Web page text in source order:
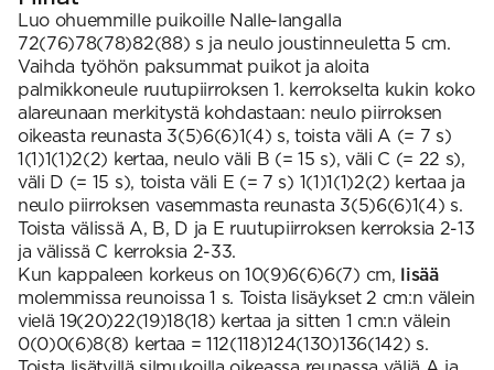
Luo ohuemmille puikoille Nalle-langalla
72(76)78(78)82(88) s ja neulo joustinneuletta 5 cm.
Vaihda työhön paksummat puikot ja aloita
palmikkoneule ruutupiirroksen 1. kerrokselta kukin koko
alareunaan merkitystä kohdastaan: neulo piirroksen
oikeasta reunasta 3(5)6(6)1(4) s, toista väli A (= 7 s)
1(1)1(1)2(2) kertaa, neulo väli B (= 15 s), väli C (= 22 s),
väli D (= 15 s), toista väli E (= 7 s) 1(1)1(1)2(2) kertaa ja
neulo piirroksen vasemmasta reunasta 3(5)6(6)1(4) s.
Toista välissä A, B, D ja E ruutupiirroksen kerroksia 2-13
ja välissä C kerroksia 2-33.
Kun kappaleen korkeus on 10(9)6(6)6(7) cm, lisää
molemmissa reunoissa 1 s. Toista lisäykset 2 cm:n välein
vielä 19(20)22(19)18(18) kertaa ja sitten 1 cm:n välein
0(0)0(6)8(8) kertaa = 112(118)124(130)136(142) s.